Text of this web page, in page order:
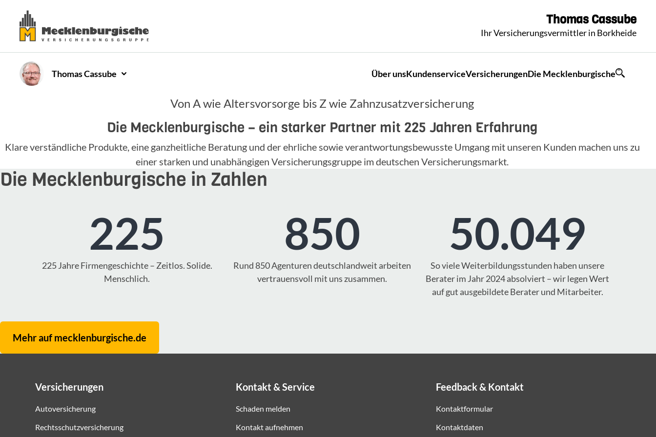
Thomas Cassube
Ihr Versicherungsvermittler in Borkheide
ThomasCassube Über unsKundenserviceVersicherungenDie Mecklenburgische
Von A wie Altersvorsorge bis Z wie Zahnzusatzversicherung
Die Mecklenburgische – ein starker Partner mit 225 Jahren Erfahrung
Klare verständliche Produkte, eine ganzheitliche Beratung und der ehrliche sowie verantwortungsbewusste Umgang mit unseren Kunden machen uns zu
einer starken und unabhängigen Versicherungsgruppe im deutschen Versicherungsmarkt.
Die Mecklenburgische in Zahlen
225
225 Jahre Firmengeschichte – Zeitlos. Solide.
Menschlich.
850
Rund 850 Agenturen deutschlandweit arbeiten
vertrauensvoll mit uns zusammen.
50.049
So viele Weiterbildungsstunden haben unsere
Berater im Jahr 2024 absolviert – wir legen Wert
auf gut ausgebildete Berater und Mitarbeiter.
Mehr auf mecklenburgische.de
Versicherungen
Autoversicherung
Rechtsschutzversicherung
Kontakt & Service
Schaden melden
Kontakt aufnehmen
Feedback & Kontakt
Kontaktformular
Kontaktdaten